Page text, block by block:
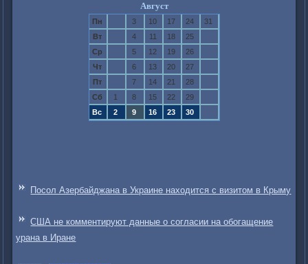
Август
Пн 3 10 17 24
31
Вт
4 11 18
25
Ср
5 12 19
26
Чт
6 13 20
27
Пт
7 14 21
28
Сб
1 8 15 22
29
Вс
2 9 16 23 30
Посол Азербайджана в Украине находится с визитом в Крыму
США не комментируют данные о согласии на обогащение
урана в Иране